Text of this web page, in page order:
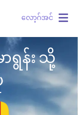
လော့ဂ်အင်
ရွန်း သို့